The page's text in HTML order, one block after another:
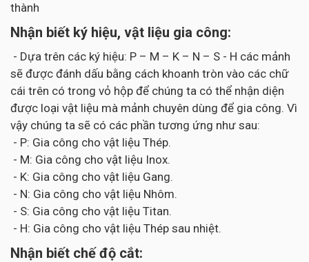
thành
Nhận biết ký hiệu, vật liệu gia công:
- Dựa trên các ký hiệu: P – M – K – N – S - H các mảnh
sẽ được đánh dấu bằng cách khoanh tròn vào các chữ
cái trên có trong vỏ hộp để chúng ta có thể nhận diện
được loại vật liệu mà mảnh chuyên dùng để gia công. Vì
vậy chúng ta sẽ có các phần tương ứng như sau:
- P: Gia công cho vật liệu Thép.
- M: Gia công cho vật liệu Inox.
- K: Gia công cho vật liệu Gang.
- N: Gia công cho vật liệu Nhôm.
- S: Gia công cho vật liệu Titan.
- H: Gia công cho vật liệu Thép sau nhiệt.
Nhận biết chế độ cắt: